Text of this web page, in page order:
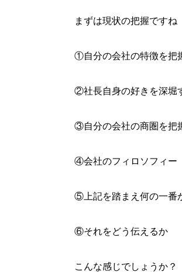
まずは現状の把握ですね
①自分の会社の特徴を把
②社長自身の好きを深堀
③自分の会社の商圏を把
④会社のフィロソフィー
⑤上記を踏まえ何の一番
⑥それをどう伝えるか
こんな感じでしょうか？